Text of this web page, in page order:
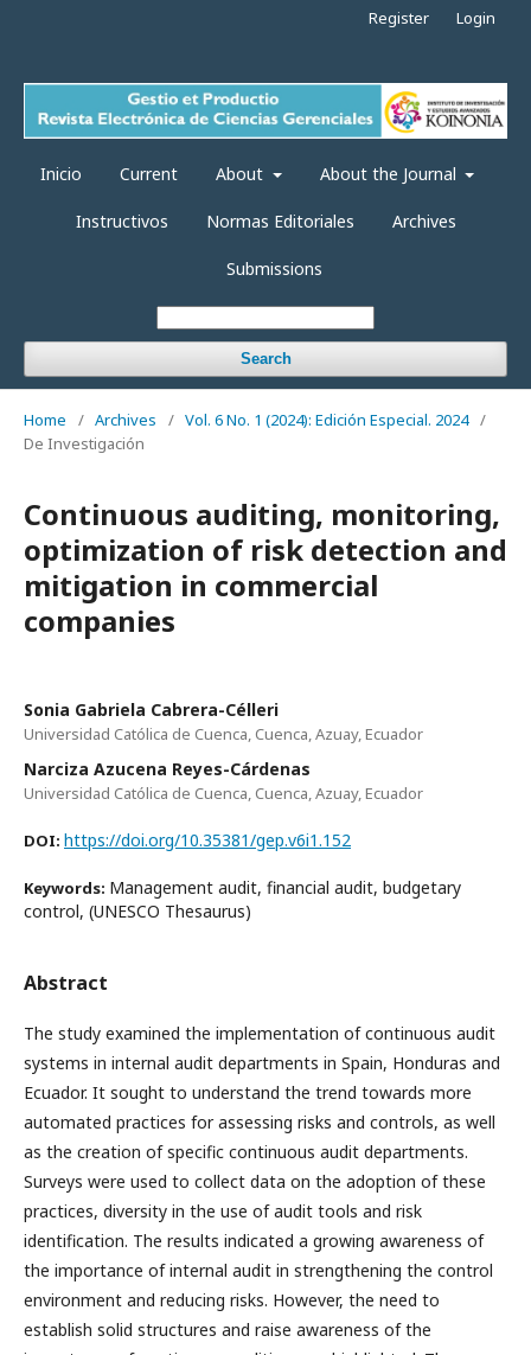
Inicio Current About About the Journal
Instructivos Normas Editoriales Archives
Submissions
Search
Register Login
Home / Archives / Vol. 6 No. 1 (2024): Edición Especial. 2024 /
De Investigación
Continuous auditing, monitoring,
optimization of risk detection and
mitigation in commercial
companies
Sonia Gabriela Cabrera-Célleri
Universidad Católica de Cuenca, Cuenca, Azuay, Ecuador
Narciza Azucena Reyes-Cárdenas
Universidad Católica de Cuenca, Cuenca, Azuay, Ecuador
DOI: https://doi.org/10.35381/gep.v6i1.152
Keywords: Management audit, financial audit, budgetary
control, (UNESCO Thesaurus)
Abstract
The study examined the implementation of continuous audit
systems in internal audit departments in Spain, Honduras and
Ecuador. It sought to understand the trend towards more
automated practices for assessing risks and controls, as well
as the creation of specific continuous audit departments.
Surveys were used to collect data on the adoption of these
practices, diversity in the use of audit tools and risk
identification. The results indicated a growing awareness of
the importance of internal audit in strengthening the control
environment and reducing risks. However, the need to
establish solid structures and raise awareness of the